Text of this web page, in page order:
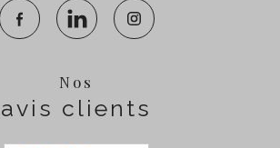
Nos
avis clients